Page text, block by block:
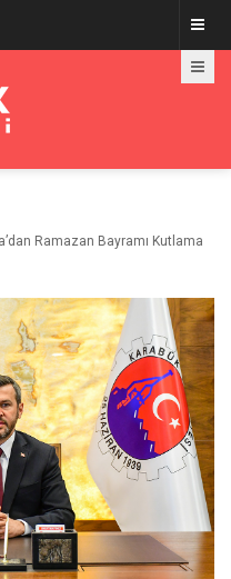
Ramazan Bayramı Kutlama